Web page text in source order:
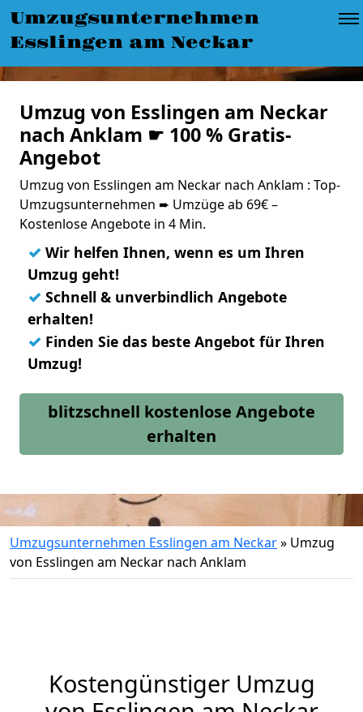
Umzugsunternehmen
Esslingen am Neckar
Umzug von Esslingen am Neckar
nach Anklam ☛ 100 % Gratis-
Angebot
Umzug von Esslingen am Neckar nach Anklam : Top-
Umzugsunternehmen ➨ Umzüge ab 69€ –
Kostenlose Angebote in 4 Min.
✓ Wir helfen Ihnen, wenn es um Ihren
Umzug geht!
✓ Schnell & unverbindlich Angebote
erhalten!
✓ Finden Sie das beste Angebot für Ihren
Umzug!
blitzschnell kostenlose Angebote
erhalten
Umzugsunternehmen Esslingen am Neckar» Umzug
von Esslingen am Neckar nach Anklam
Kostengünstiger Umzug